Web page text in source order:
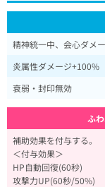
精神統一中、会心ダメ
炎属性ダメージ+100%
衰弱・封印無効
ふ
補助効果を付与する。
＜付与効果＞
HP自動回復(60秒)
攻撃力UP(60秒/50%)